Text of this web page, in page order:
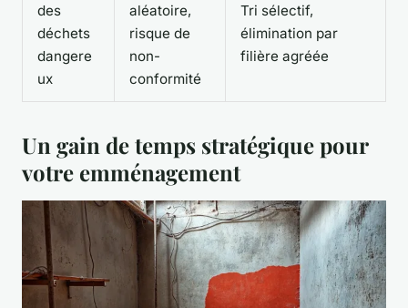
des
déchets
dangere
ux
aléatoire,
risque de
non-
conformité
Tri sélectif,
élimination par
filière agréée
Un gain de temps stratégique pour
votre emménagement